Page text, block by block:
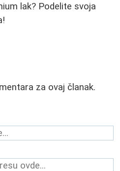
lak? Podelite svoja
za ovaj članak.